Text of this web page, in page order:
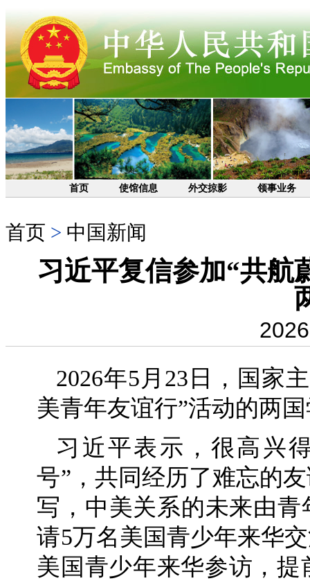
首页 使馆信息 外交掠影 领事业务
首页 > 中国新闻
习近平复信参加“共航
2026年5月23日，国家
美青年友谊行”活动的两
习近平表示，很高兴
号”，共同经历了难忘的
写，中美关系的未来由青
请5万名美国青少年来华
美国青少年来华参访，